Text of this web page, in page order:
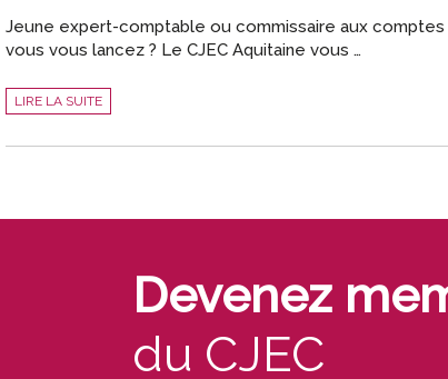
Jeune expert-comptable ou commissaire aux comptes
vous vous lancez ? Le CJEC Aquitaine vous …
GAN
X
LIRE LA SUITE
Devenez
du CJEC